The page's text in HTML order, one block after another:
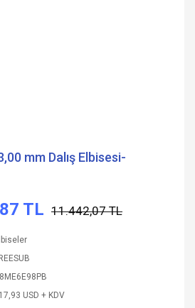
mm Dalış Elbisesi-
TL 11.442,07 TL
USD + KDV